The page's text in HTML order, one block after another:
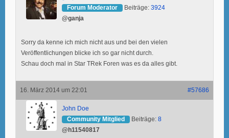
Forum Moderator
Beiträge: 3924
@ganja
Sorry da kenne ich mich nicht aus und bei den vielen
Veröffentlichungen blicke ich so gar nicht durch.
Schau doch mal in Star TRek Foren was es da alles gibt.
16. März 2014 um 22:01 #57686
John Doe
Community Mitglied
Beiträge: 8
@h11540817